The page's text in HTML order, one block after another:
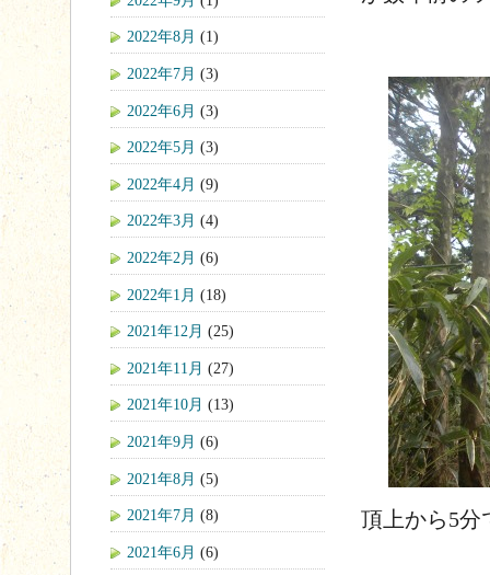
頂上から5分
2022年8月 (1)
2022年7月 (3)
2022年6月 (3)
2022年5月 (3)
2022年4月 (9)
2022年3月 (4)
2022年2月 (6)
2022年1月 (18)
2021年12月 (25)
2021年11月 (27)
2021年10月 (13)
2021年9月 (6)
2021年8月 (5)
2021年7月 (8)
2021年6月 (6)